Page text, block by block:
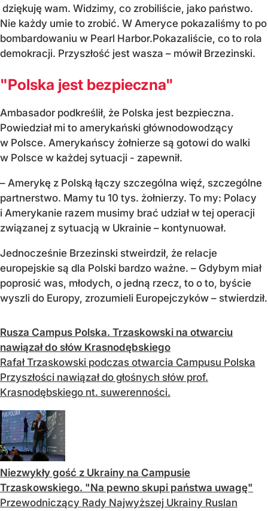
dziękuję wam. Widzimy, co zrobiliście, jako państwo.
Nie każdy umie to zrobić. W Ameryce pokazaliśmy to po
bombardowaniu w Pearl Harbor.Pokazaliście, co to rola
demokracji. Przyszłość jest wasza – mówił Brzezinski.
"Polska jest bezpieczna"
Ambasador podkreślił, że Polska jest bezpieczna.
Powiedział mi to amerykański głównodowodzący
w Polsce. Amerykańscy żołnierze są gotowi do walki
w Polsce w każdej sytuacji - zapewnił.
– Amerykę z Polską łączy szczególna więź, szczególne
partnerstwo. Mamy tu 10 tys. żołnierzy. To my: Polacy
i Amerykanie razem musimy brać udział w tej operacji
związanej z sytuacją w Ukrainie – kontynuował.
Jednocześnie Brzezinski stweirdził, że relacje
europejskie są dla Polski bardzo ważne. – Gdybym miał
poprosić was, młodych, o jedną rzecz, to o to, byście
wyszli do Europy, zrozumieli Europejczyków – stwierdził.
Rusza Campus Polska. Trzaskowski na otwarciu
nawiązał do słów Krasnodębskiego
Rafał Trzaskowski podczas otwarcia Campusu Polska
Przyszłości nawiązał do głośnych słów prof.
Krasnodębskiego nt. suwerenności.
Niezwykły gość z Ukrainy na Campusie
Trzaskowskiego. "Na pewno skupi państwa uwagę"
Przewodniczący Rady Najwyższej Ukrainy Ruslan